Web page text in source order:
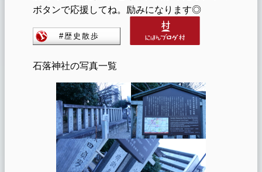
ボタンで応援してね。励みになります◎
石落神社の写真一覧